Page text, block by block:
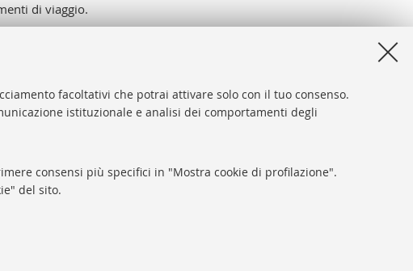
facoltativi che potrai attivare solo con il tuo consenso.
istituzionale e analisi dei comportamenti degli
consensi più specifici in "Mostra cookie di profilazione".
del sito.
di viaggio.
Rubrica di Ateneo